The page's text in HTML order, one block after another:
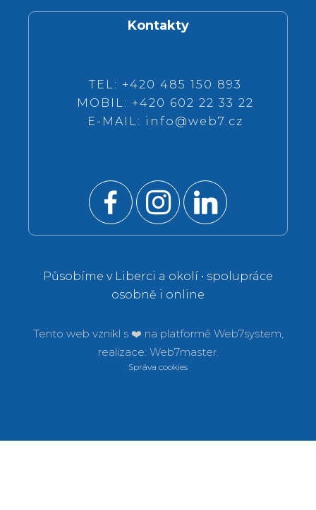
Kontakty
TEL: +420 485 150 893
MOBIL: +420 602 22 33 22
E-MAIL: info@web7.cz
Působíme v Liberci a okolí • spolupráce
osobně i online
Tento web vznikl s ❤️ na platformě Web7system,
realizace: Web7master.
Správa cookies